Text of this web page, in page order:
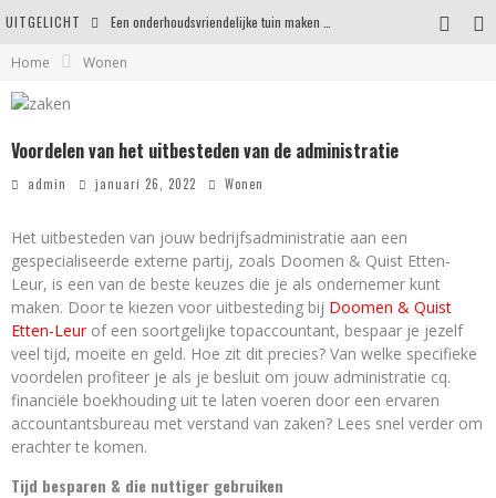
UITGELICHT
Waarom persoonlijk matrasadvies het verschil maakt
Home Wonen
Voordelen van het uitbesteden van de administratie
admin januari 26, 2022 Wonen
Het uitbesteden van jouw bedrijfsadministratie aan een
gespecialiseerde externe partij, zoals Doomen & Quist Etten-
Leur, is een van de beste keuzes die je als ondernemer kunt
maken. Door te kiezen voor uitbesteding bij Doomen & Quist
Etten-Leurof een soortgelijke topaccountant, bespaar je jezelf
veel tijd, moeite en geld. Hoe zit dit precies? Van welke specifieke
voordelen profiteer je als je besluit om jouw administratie cq.
financiële boekhouding uit te laten voeren door een ervaren
accountantsbureau met verstand van zaken? Lees snel verder om
erachter te komen.
Tijd besparen & die nuttiger gebruiken